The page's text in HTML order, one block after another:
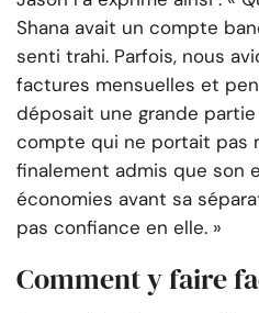
Shana avait un compte
senti trahi. Parfois, nous
factures mensuelles et
déposait une grande
compte qui ne portait pas
finalement admis que son
économies avant sa
pas confiance en elle. »
Comment y faire